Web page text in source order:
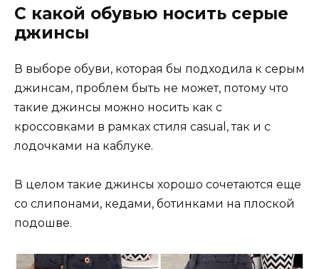
С какой обувью носить серые
джинсы
В выборе обуви, которая бы подходила к серым
джинсам, проблем быть не может, потому что
такие джинсы можно носить как с
кроссовками в рамках стиля casual, так и с
лодочками на каблуке.
В целом такие джинсы хорошо сочетаются еще
со слипонами, кедами, ботинками на плоской
подошве.